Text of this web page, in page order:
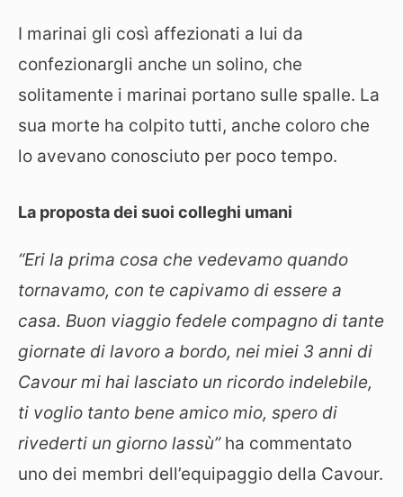
I marinai gli così affezionati a lui da
confezionargli anche un solino, che
solitamente i marinai portano sulle spalle. La
sua morte ha colpito tutti, anche coloro che
lo avevano conosciuto per poco tempo.
La proposta dei suoi colleghi umani
“Eri la prima cosa che vedevamo quando
tornavamo, con te capivamo di essere a
casa. Buon viaggio fedele compagno di tante
giornate di lavoro a bordo, nei miei 3 anni di
Cavour mi hai lasciato un ricordo indelebile,
ti voglio tanto bene amico mio, spero di
rivederti un giorno lassù”ha commentato
uno dei membri dell’equipaggio della Cavour.